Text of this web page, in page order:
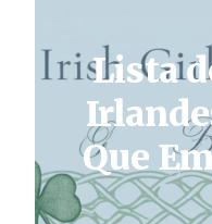
Lista
Que